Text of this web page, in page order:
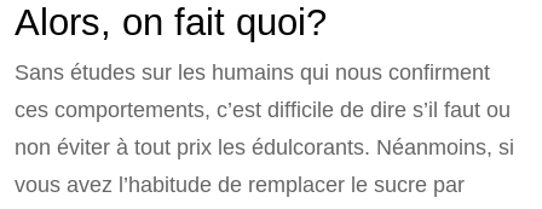
Alors, on fait quoi?
Sans études sur les humains qui nous confirment
ces comportements, c’est difficile de dire s’il faut ou
non éviter à tout prix les édulcorants. Néanmoins, si
vous avez l’habitude de remplacer le sucre par